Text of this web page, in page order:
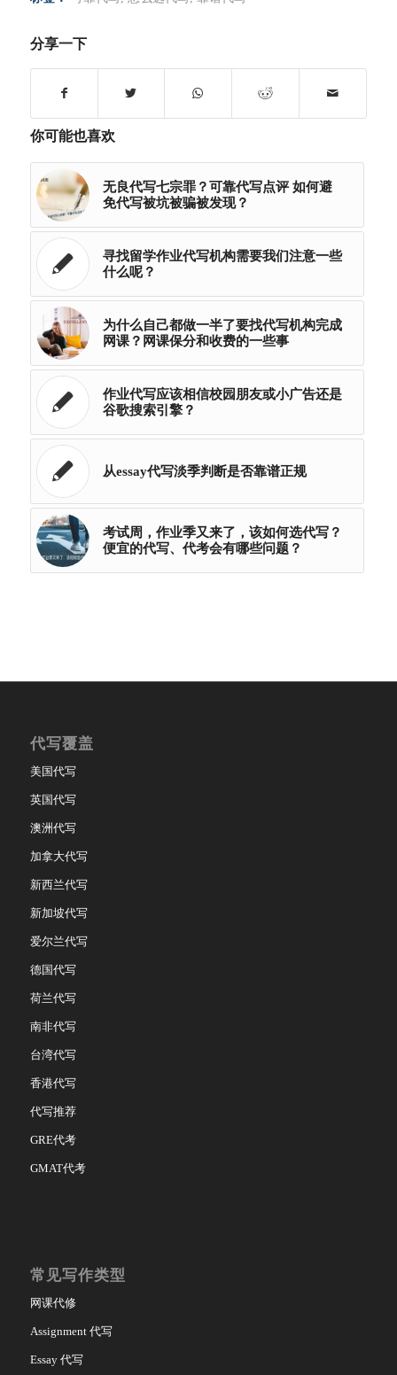
分享一下
你可能也喜欢
无良代写七宗罪？可靠代写点评 如何避
免代写被坑被骗被发现？
寻找留学作业代写机构需要我们注意一些
什么呢？
为什么自己都做一半了要找代写机构完成
网课？网课保分和收费的一些事
作业代写应该相信校园朋友或小广告还是
谷歌搜索引擎？
从essay代写淡季判断是否靠谱正规
考试周，作业季又来了，该如何选代写？
便宜的代写、代考会有哪些问题？
代写覆盖
美国代写
英国代写
澳洲代写
加拿大代写
新西兰代写
新加坡代写
爱尔兰代写
德国代写
荷兰代写
南非代写
台湾代写
香港代写
代写推荐
GRE代考
GMAT代考
常见写作类型
网课代修
Assignment 代写
Essay 代写